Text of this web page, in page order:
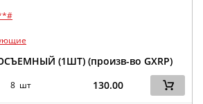
(1ШТ) (произв-во GXRP)
8 шт 130.00